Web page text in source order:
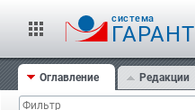
cистема
ГАРАНТ
Оглавление Редакции